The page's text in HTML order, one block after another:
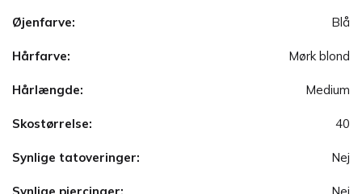
Øjenfarve: Blå
Hårfarve: Mørk blond
Hårlængde: Medium
Skostørrelse: 40
Synlige tatoveringer: Nej
Synlige piercinger: Nej